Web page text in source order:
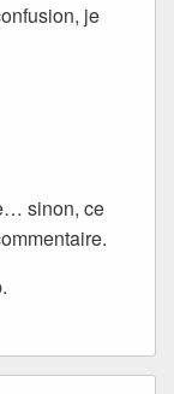
je
sinon, ce